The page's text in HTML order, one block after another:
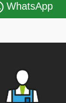
WhatsApp